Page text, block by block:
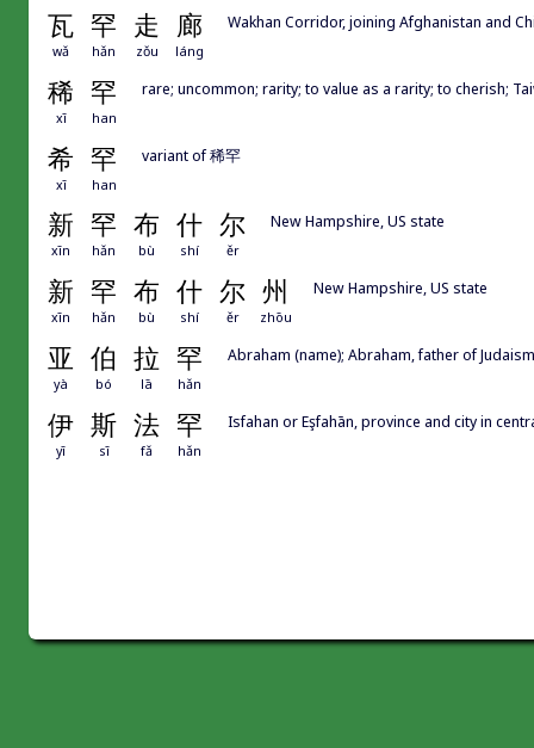
瓦 罕 走 廊
wǎ hǎn zǒu láng
Wakhan Corridor, joining Afghanistan and
稀 罕
xī han
rare; uncommon; rarity; to value as a rarity; to cherish;
希 罕
xī han
variant of 稀罕
新 罕 布 什 尔
xīn hǎn bù shí ěr
New Hampshire, US state
新 罕 布 什 尔 州
xīn hǎn bù shí ěr zhōu
New Hampshire, US state
亚 伯 拉 罕
yà bó lā hǎn
Abraham (name); Abraham, father of
伊 斯 法 罕
yī sī fǎ hǎn
Isfahan or Eşfahān, province and city in